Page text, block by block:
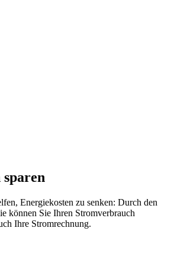
sparen
Energiekosten zu senken: Durch den
können Sie Ihren Stromverbrauch
Ihre Stromrechnung.